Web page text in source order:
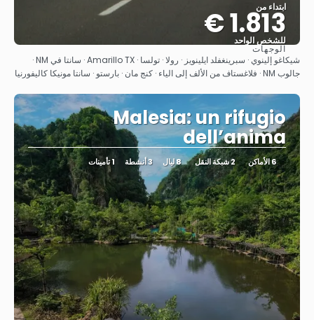
ابتداء من
1.813 €
للشخص الواحد
شاهد
الوجهات
شيكاغو إلينوي · سبرينغفلد ايلينويز · رولا · تولسا · Amarillo TX · سانتا في NM ·
جالوب NM · فلاغستاف من الألف إلى الياء · كنج مان · بارستو · سانتا مونيكا كاليفورنيا
Malesia: un rifugio
dell’anima
6 الأماكن 2 شبكة النقل 8 ليال 3 أنشطة 1 تأمينات